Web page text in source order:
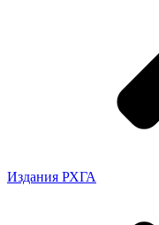
Издания РХГА